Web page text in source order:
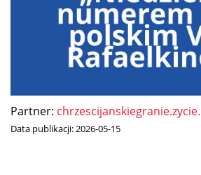
Partner:
Data publikacji: 2026-05-15